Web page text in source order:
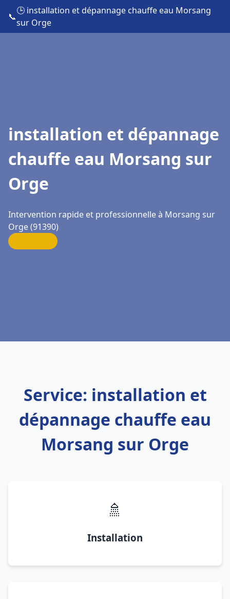
📞
🕒 installation et dépannage chauffe eau Morsang
sur Orge
installation et dépannage
chauffe eau Morsang sur
Orge
Intervention rapide et professionnelle à Morsang sur
Orge (91390)
Service: installation et
dépannage chauffe eau
Morsang sur Orge
🚿
Installation